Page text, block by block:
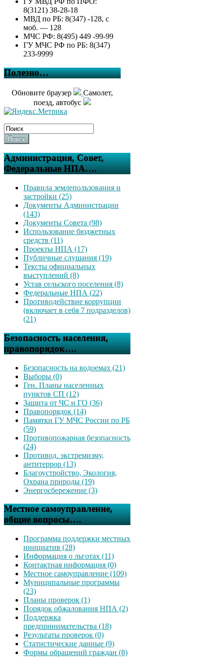
8(3121) 38-28-18
МВД по РБ: 8(347) -128, с
моб. — 128
МЧС РФ: 8(495) 449 -99-99
ГУ МЧС РФ по РБ: 8(347)
233-9999
Полезно…
Обновите браузер
Самолет,
поезд, автобус
Поиск
Администрация, Совет,
Федеральные НПА….
Правила землепользования и
застройки (25)
Документы Администрации
(143)
Документы Совета (98)
Использование бюджетных
средств (11)
Проекты НПА (17)
Публичные слушания (19)
Тексты официальных
выступлений (8)
Устав сельского поселения (8)
Федеральные НПА (22)
Противодействие коррупции
(включает в себя 7 подразделов)
(21)
Безопасность населения,
правопорядок….
Безопасность на водоемах (21)
Выборы (0)
Ген. Планы населенных
пунктов СП (12)
Защита от ЧС и ГО (36)
Правопорядок (14)
Памятки ГУ МЧС России по РБ
(59)
Противопожарная безопасность
(24)
Противод. экстремизму,
антитеррор (13)
Благоустройство, Экология,
Охрана природы (19)
Энергосбережение (3)
Местное самоуправление,
общие вопросы….
Программа поддержки местных
инициатив (28)
Информация о льготах (11)
Контактная информация (0)
Местное самоуправление (109)
Муниципальные программы
(23)
Планы проверок (1)
Порядок обжалования НПА (2)
Поддержка
предпринимательства (18)
Результаты проверок (0)
Статистические данные (9)
Формы обращений граждан (8)